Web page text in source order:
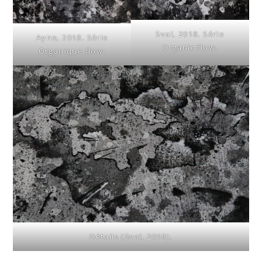
Ayne, 2018. Série
Organique flow.
Svaï, 2018. Série
Organic flow.
Détails (Svaï, 2018).